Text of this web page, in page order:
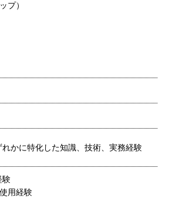
プ）
かに特化した知識、技術、実務経験
験
用経験